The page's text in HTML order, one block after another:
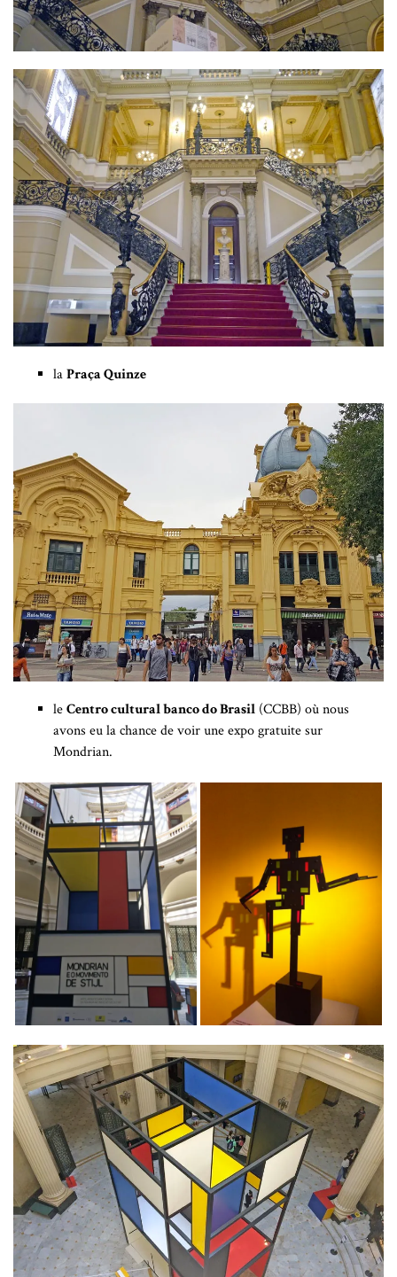
laPraça Quinze
leCentro cultural banco do Brasil (CCBB) où nous
avons eu la chance de voir une expo gratuite sur
Mondrian.